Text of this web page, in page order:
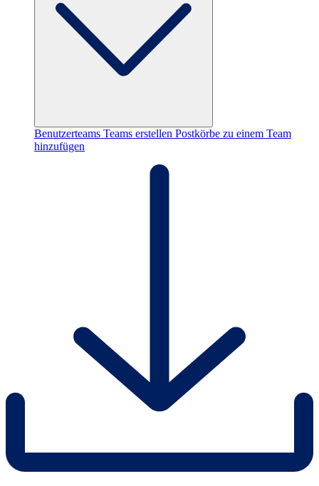
Benutzerteams Teams erstellen Postkörbe zu einem Team
hinzufügen